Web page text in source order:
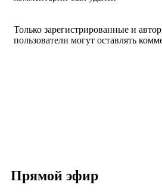
Только зарегистрированные и
пользователи могут оставлять
Прямой эфир